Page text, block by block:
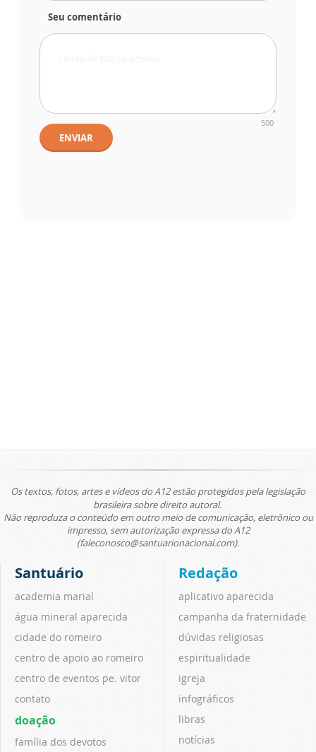
Seu comentário
500
ENVIAR
Os textos, fotos, artes e vídeos do A12 estão protegidos pela legislação
brasileira sobre direito autoral.
Não reproduza o conteúdo em outro meio de comunicação, eletrônico ou
impresso, sem autorização expressa do A12
(faleconosco@santuarionacional.com).
Santuário
academia marial
água mineral aparecida
cidade do romeiro
centro de apoio ao romeiro
centro de eventos pe. vitor
contato
doação
família dos devotos
Redação
aplicativo aparecida
campanha da fraternidade
dúvidas religiosas
espiritualidade
igreja
infográficos
libras
notícias